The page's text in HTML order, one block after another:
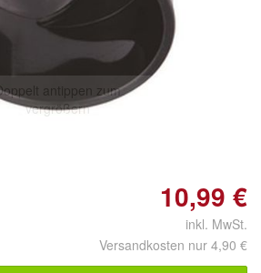
antippen zum
vergrößern
10,99 €
inkl. MwSt.
Versandkosten nur 4,90 €